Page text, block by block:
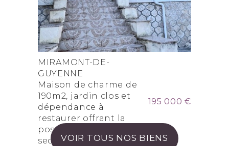
MIRAMONT-DE-
GUYENNE
Maison de charme de
190m2, jardin clos et
dépendance à
restaurer offrant la
possibilité d’une
seconde habitation
195 000 €
VOIR TOUS NOS BIENS